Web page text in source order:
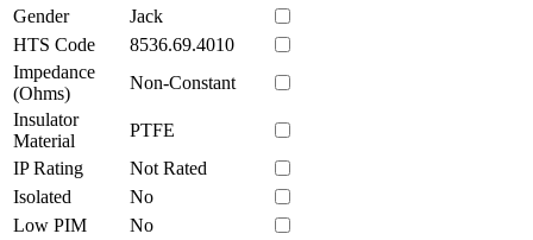
Gender
Jack
HTS Code
8536.69.4010
Impedance
(Ohms)
Non-Constant
Insulator
Material
PTFE
IP Rating
Not Rated
Isolated
No
Low PIM
No